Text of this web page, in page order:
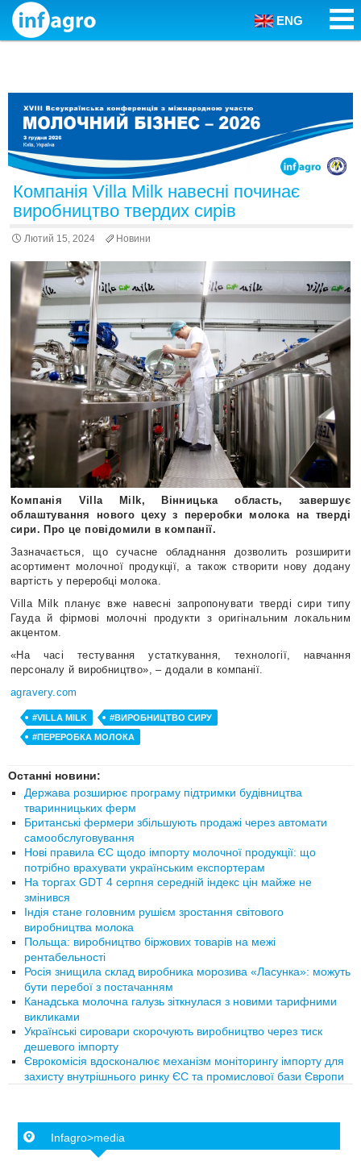
Skip to content
ENG
Компанія Villa Milk навесні починає
виробництво твердих сирів
Лютий 15, 2024 Новини
Компанія Villa Milk, Вінницька область, завершує
облаштування нового цеху з переробки молока на тверді
сири. Про це повідомили в компанії.
Зазначається, що сучасне обладнання дозволить розширити
асортимент молочної продукції, а також створити нову додану
вартість у переробці молока.
Villa Milk планує вже навесні запропонувати тверді сири типу
Гауда й фірмові молочні продукти з оригінальним локальним
акцентом.
«На часі тестування устаткування, технології, навчання
персоналу й виробництво», ‒ додали в компанії.
agravery.com
#VILLA MILK
#ВИРОБНИЦТВО СИРУ
#ПЕРЕРОБКА МОЛОКА
Останні новини:
Держава розширює програму підтримки будівництва
тваринницьких ферм
Британські фермери збільшують продажі через автомати
самообслуговування
Нові правила ЄС щодо імпорту молочної продукції: що
потрібно врахувати українським експортерам
На торгах GDT 4 серпня середній індекс цін майже не
змінився
Індія стане головним рушієм зростання світового
виробництва молока
Польща: виробництво біржових товарів на межі
рентабельності
Росія знищила склад виробника морозива «Ласунка»: можуть
бути перебої з постачанням
Канадська молочна галузь зіткнулася з новими тарифними
викликами
Українські сировари скорочують виробництво через тиск
дешевого імпорту
Єврокомісія вдосконалює механізм моніторингу імпорту для
захисту внутрішнього ринку ЄС та промислової бази Європи
Infagro>media